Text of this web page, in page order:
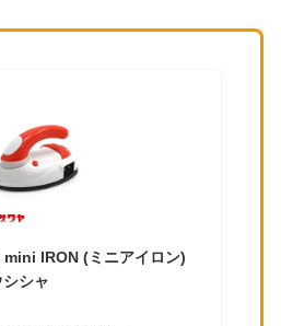
mini IRON (ミニアイロン)
シャ